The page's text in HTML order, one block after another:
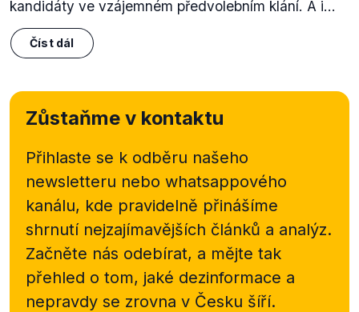
kandidáty ve vzájemném předvolebním klání. A i...
Číst dál
Zůstaňme v kontaktu
Přihlaste se k odběru našeho
newsletteru nebo whatsappového
kanálu, kde pravidelně přinášíme
shrnutí nejzajímavějších článků a analýz.
Začněte nás odebírat, a mějte tak
přehled o tom, jaké dezinformace a
nepravdy se zrovna v Česku šíří.